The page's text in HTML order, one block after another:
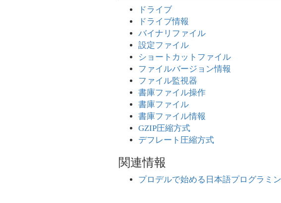
ドライブ
ドライブ情報
バイナリファイル
設定ファイル
ショートカットファイル
ファイルバージョン情報
ファイル監視器
書庫ファイル操作
書庫ファイル
書庫ファイル情報
GZIP圧縮方式
デフレート圧縮方式
関連情報
プロデルで始める日本語プログラミ